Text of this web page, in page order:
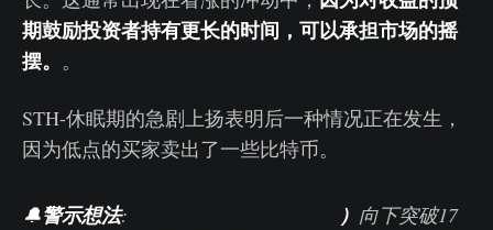
期鼓励投资者持有更长的时间，可以承担市场的摇
摆。 。
STH-休眠期的急剧上扬表明后一种情况正在发生，
因为低点的买家卖出了一些比特币。
🔔警示想法: ） 向下突破17